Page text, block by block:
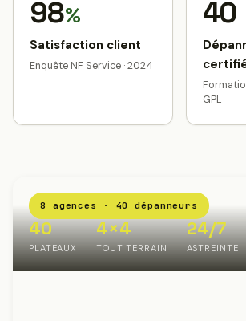
98%
Satisfaction client
Enquête NF Service · 2024
40
GPL
8 agences · 40 dépanneurs
40
PLATEAUX
4×4
TOUT TERRAIN
24/7
ASTREINTE